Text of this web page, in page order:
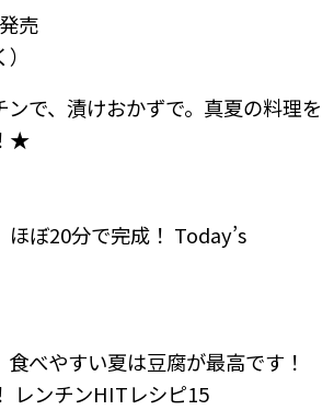
発売
で、漬けおかずで。真夏の料理を
★
ほぼ20分で完成！ Today’s
食べやすい夏は豆腐が最高です！
レンチンHITレシピ15